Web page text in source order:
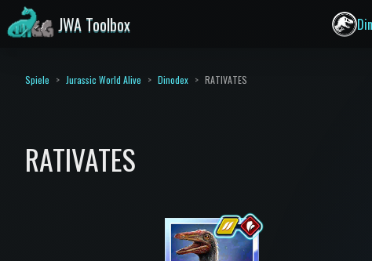
JWA Toolbox
Spiele Jurassic World Alive Dinodex RATIVATES
RATIVATES